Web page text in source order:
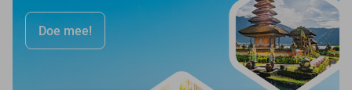
Doe mee!